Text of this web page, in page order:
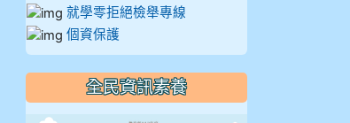
就學零拒絕檢舉專線
個資保護
全民資訊素養